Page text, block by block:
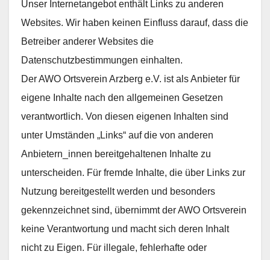
Unser Internetangebot enthält Links zu anderen
Websites. Wir haben keinen Einfluss darauf, dass die
Betreiber anderer Websites die
Datenschutzbestimmungen einhalten.
Der AWO Ortsverein Arzberg e.V. ist als Anbieter für
eigene Inhalte nach den allgemeinen Gesetzen
verantwortlich. Von diesen eigenen Inhalten sind
unter Umständen „Links“ auf die von anderen
Anbietern_innen bereitgehaltenen Inhalte zu
unterscheiden. Für fremde Inhalte, die über Links zur
Nutzung bereitgestellt werden und besonders
gekennzeichnet sind, übernimmt der AWO Ortsverein
keine Verantwortung und macht sich deren Inhalt
nicht zu Eigen. Für illegale, fehlerhafte oder